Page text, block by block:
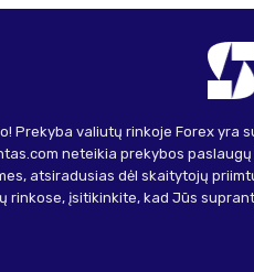
Prekyba valiutų rinkoje Forex yra
neteikia prekybos
atsiradusias dėl skaitytojų
rinkose, įsitikinkite, kad Jūs